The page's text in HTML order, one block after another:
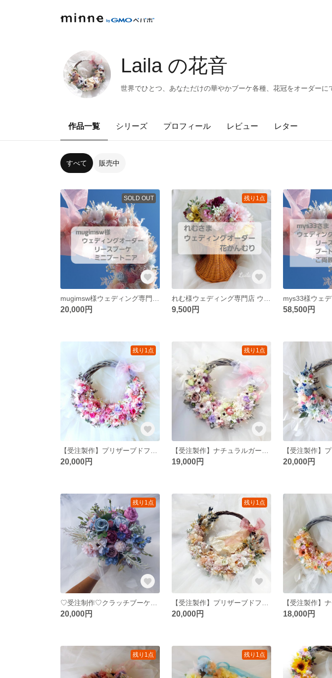
Laila の花音
世界でひとつ、あなただけの華やかブーケ各種、花冠をオーダー
作品一覧 シリーズ プロフィール レビュー レター
すべて 販売中
SOLD OUT
20,000円
残り1点
9,500円 58,500円
残り1点
20,000円
残り1点
19,000円 20,000円
残り1点
20,000円
残り1点
20,000円 18,000円
残り1点 残り1点